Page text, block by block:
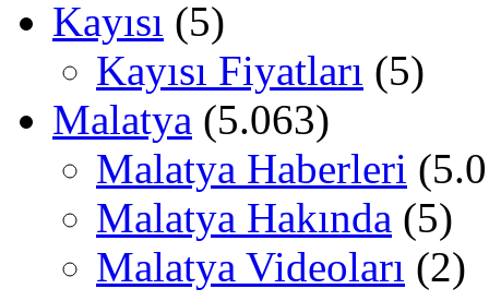
Kayısı (5)
Kayısı Fiyatları (5)
Malatya (5.063)
Malatya Haberleri
Malatya Hakında (5)
Malatya Videoları (2)